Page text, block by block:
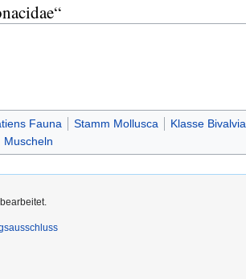
Fauna Stamm Mollusca Klasse Bivalvia
Muscheln